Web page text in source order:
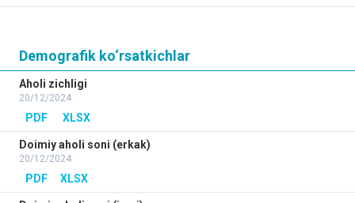
Demografik ko‘rsatkichlar
Aholi zichligi
20/12/2024
PDF XLSX
Doimiy aholi soni (erkak)
20/12/2024
PDF XLSX